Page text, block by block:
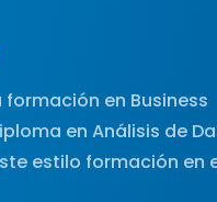
en Business
en Análisis de
estilo formación en